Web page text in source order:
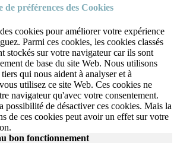
de préférences des Cookies
cookies pour améliorer votre expérience
Parmi ces cookies, les cookies classés
stockés sur votre navigateur car ils sont
de base du site Web. Nous utilisons
qui nous aident à analyser et à
utilisez ce site Web. Ces cookies ne
navigateur qu'avec votre consentement.
possibilité de désactiver ces cookies. Mais la
de ces cookies peut avoir un effet sur votre
bon fonctionnement